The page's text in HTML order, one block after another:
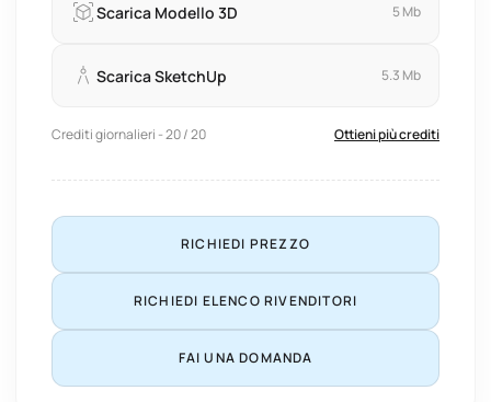
Scarica Modello 3D 5 Mb
Scarica SketchUp 5.3 Mb
Crediti giornalieri - 20 / 20 Ottieni più crediti
RICHIEDI PREZZO
RICHIEDI ELENCO RIVENDITORI
FAI UNA DOMANDA